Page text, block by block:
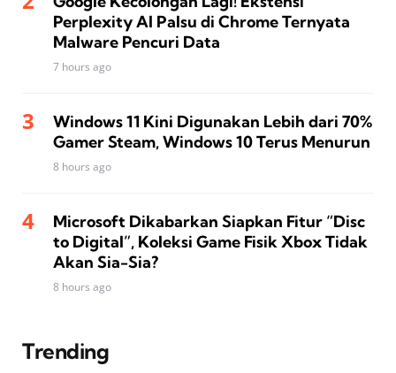
Perplexity AI Palsu di Chrome Ternyata
Malware Pencuri Data
7 hours ago
Windows 11 Kini Digunakan Lebih dari 70%
Gamer Steam, Windows 10 Terus Menurun
8 hours ago
Microsoft Dikabarkan Siapkan Fitur “Disc
to Digital”, Koleksi Game Fisik Xbox Tidak
Akan Sia-Sia?
8 hours ago
Trending